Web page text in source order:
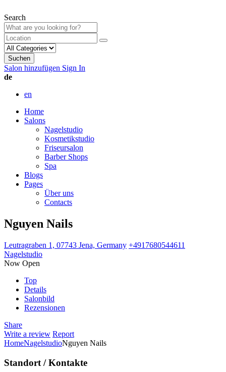
Search
Suchen
Salon hinzufügen Sign In
de
en
Home
Salons
Nagelstudio
Kosmetikstudio
Friseursalon
Barber Shops
Spa
Blogs
Pages
Über uns
Contacts
Nguyen Nails
Leutragraben 1, 07743 Jena, Germany +4917680544611
Nagelstudio
Now Open
Top
Details
Salonbild
Rezensionen
Share
Write a review Report
HomeNagelstudioNguyen Nails
Standort / Kontakte